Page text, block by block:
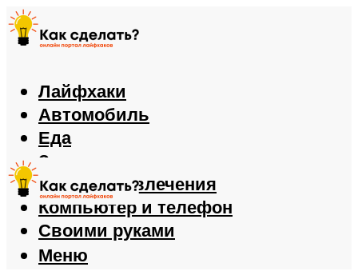
Лайфхаки
Автомобиль
Еда
Здоровье
Игры и развлечения
Компьютер и телефон
Своими руками
Меню